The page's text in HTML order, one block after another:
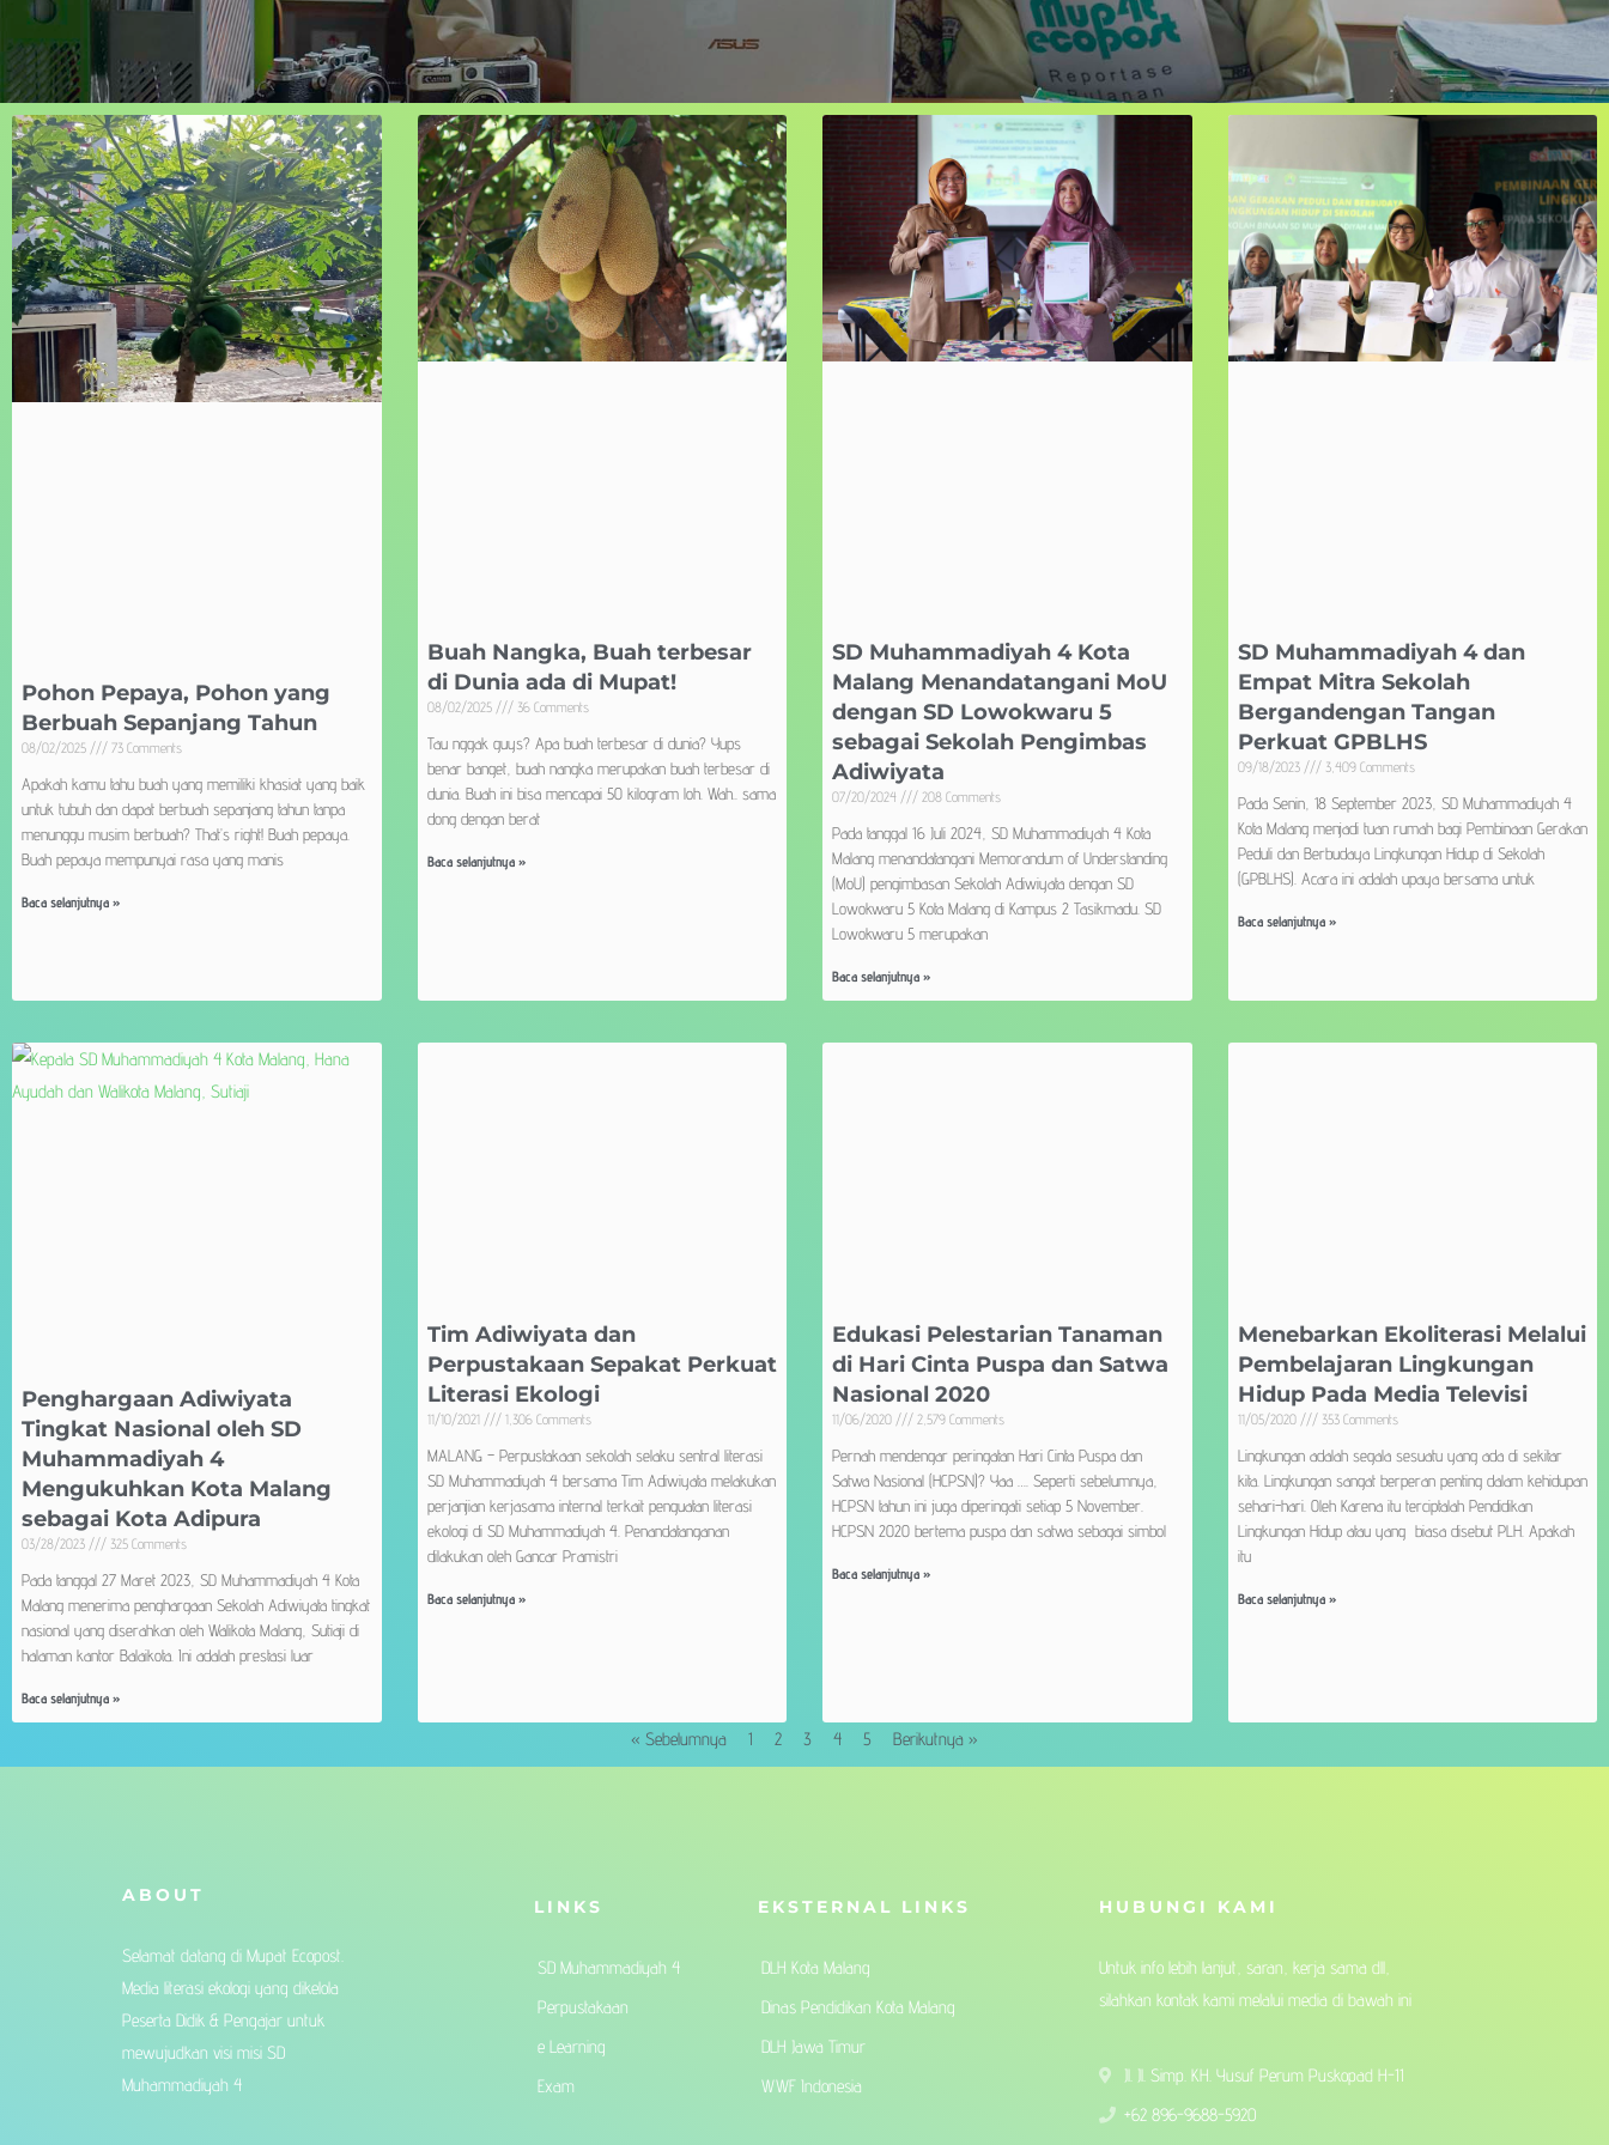
Pohon Pepaya, Pohon yang
Berbuah Sepanjang Tahun
08/02/2025 73 Comments
Apakah kamu tahu buah yang memiliki khasiat yang baik
untuk tubuh dan dapat berbuah sepanjang tahun tanpa
menunggu musim berbuah? That’s right! Buah pepaya.
Buah pepaya mempunyai rasa yang manis
Baca selanjutnya »
Buah Nangka, Buah terbesar
di Dunia ada di Mupat!
08/02/2025 36 Comments
Tau nggak guys? Apa buah terbesar di dunia? Yups
benar banget, buah nangka merupakan buah terbesar di
dunia. Buah ini bisa mencapai 50 kilogram loh. Wah.. sama
dong dengan berat
Baca selanjutnya »
SD Muhammadiyah 4 Kota
Malang Menandatangani MoU
dengan SD Lowokwaru 5
sebagai Sekolah Pengimbas
Adiwiyata
07/20/2024 208 Comments
Pada tanggal 16 Juli 2024, SD Muhammadiyah 4 Kota
Malang menandatangani Memorandum of Understanding
(MoU) pengimbasan Sekolah Adiwiyata dengan SD
Lowokwaru 5 Kota Malang di Kampus 2 Tasikmadu. SD
Lowokwaru 5 merupakan
Baca selanjutnya »
SD Muhammadiyah 4 dan
Empat Mitra Sekolah
Bergandengan Tangan
Perkuat GPBLHS
09/18/2023 3,409 Comments
Pada Senin, 18 September 2023, SD Muhammadiyah 4
Kota Malang menjadi tuan rumah bagi Pembinaan Gerakan
Peduli dan Berbudaya Lingkungan Hidup di Sekolah
(GPBLHS). Acara ini adalah upaya bersama untuk
Baca selanjutnya »
Penghargaan Adiwiyata
Tingkat Nasional oleh SD
Muhammadiyah 4
Mengukuhkan Kota Malang
sebagai Kota Adipura
03/28/2023 325 Comments
Pada tanggal 27 Maret 2023, SD Muhammadiyah 4 Kota
Malang menerima penghargaan Sekolah Adiwiyata tingkat
nasional yang diserahkan oleh Walikota Malang, Sutiaji di
halaman kantor Balaikota. Ini adalah prestasi luar
Baca selanjutnya »
Tim Adiwiyata dan
Perpustakaan Sepakat Perkuat
Literasi Ekologi
11/10/2021 1,306 Comments
MALANG – Perpustakaan sekolah selaku sentral literasi
SD Muhammadiyah 4 bersama Tim Adiwiyata melakukan
perjanjian kerjasama internal terkait penguatan literasi
ekologi di SD Muhammadiyah 4. Penandatanganan
dilakukan oleh Gancar Pramistri
Baca selanjutnya »
Edukasi Pelestarian Tanaman
di Hari Cinta Puspa dan Satwa
Nasional 2020
11/06/2020 2,579 Comments
Pernah mendengar peringatan Hari Cinta Puspa dan
Satwa Nasional (HCPSN)? Yaa …. Seperti sebelumnya,
HCPSN tahun ini juga diperingati setiap 5 November.
HCPSN 2020 bertema puspa dan satwa sebagai simbol
Baca selanjutnya »
Menebarkan Ekoliterasi Melalui
Pembelajaran Lingkungan
Hidup Pada Media Televisi
11/05/2020 353 Comments
Lingkungan adalah segala sesuatu yang ada di sekitar
kita. Lingkungan sangat berperan penting dalam kehidupan
sehari-hari. Oleh Karena itu terciptalah Pendidikan
Lingkungan Hidup atau yang biasa disebut PLH. Apakah
itu
Baca selanjutnya »
« Sebelumnya 1 2 3 4 5 Berikutnya »
ABOUT
Selamat datang di Mupat Ecopost.
Media literasi ekologi yang dikelola
Peserta Didik & Pengajar untuk
mewujudkan visi misi SD
Muhammadiyah 4
LINKS
SD Muhammadiyah 4
Perpustakaan
e Learning
Exam
EKSTERNAL LINKS
DLH Kota Malang
Dinas Pendidikan Kota Malang
DLH Jawa Timur
WWF Indonesia
HUBUNGI KAMI
Untuk info lebih lanjut, saran, kerja sama dll,
silahkan kontak kami melalui media di bawah ini
Jl. Jl. Simp. KH. Yusuf Perum Puskopad H-11
+62 896-9688-5920